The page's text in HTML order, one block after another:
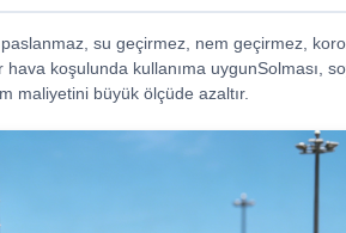
su geçirmez, nem geçirmez,
koşulunda kullanıma uygunSolması,
maliyetini büyük ölçüde azaltır.